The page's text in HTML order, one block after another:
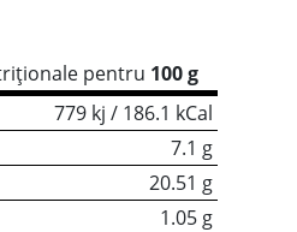
pentru 100 g
779 kj / 186.1 kCal
7.1 g
20.51 g
1.05 g